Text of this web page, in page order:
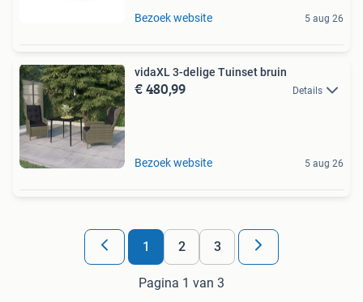
Bezoek website 5 aug 26
vidaXL 3-delige Tuinset bruin
€ 480,99 Details
Bezoek website 5 aug 26
1 2 3
Pagina 1 van 3